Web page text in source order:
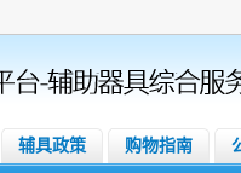
辅具政策 购物指南